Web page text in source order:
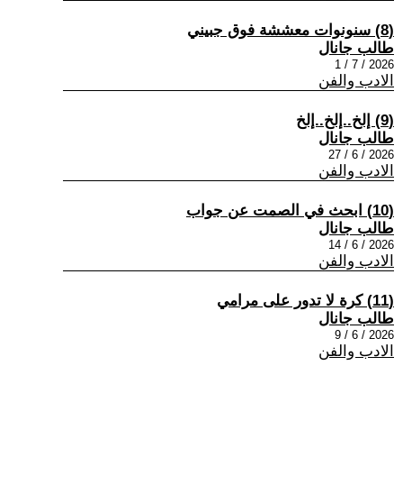
(8) سنونوات معششة فوق جبيني
طالب جانال
2026 / 7 / 1
الادب والفن
(9) إلخ..إلخ..إلخ
طالب جانال
2026 / 6 / 27
الادب والفن
(10) ابحث في الصمت عن جواب
طالب جانال
2026 / 6 / 14
الادب والفن
(11) كرة لا تدور على مرامي
طالب جانال
2026 / 6 / 9
الادب والفن